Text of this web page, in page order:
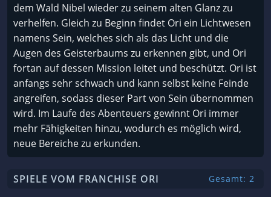
dem Wald Nibel wieder zu seinem alten Glanz zu
verhelfen. Gleich zu Beginn findet Ori ein Lichtwesen
namens Sein, welches sich als das Licht und die
Augen des Geisterbaums zu erkennen gibt, und Ori
fortan auf dessen Mission leitet und beschützt. Ori ist
anfangs sehr schwach und kann selbst keine Feinde
angreifen, sodass dieser Part von Sein übernommen
wird. Im Laufe des Abenteuers gewinnt Ori immer
mehr Fähigkeiten hinzu, wodurch es möglich wird,
neue Bereiche zu erkunden.
SPIELE VOM FRANCHISE ORI Gesamt: 2